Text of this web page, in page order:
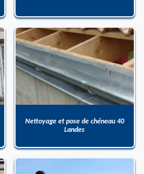
Nettoyage et pose de chéneau 40
Landes